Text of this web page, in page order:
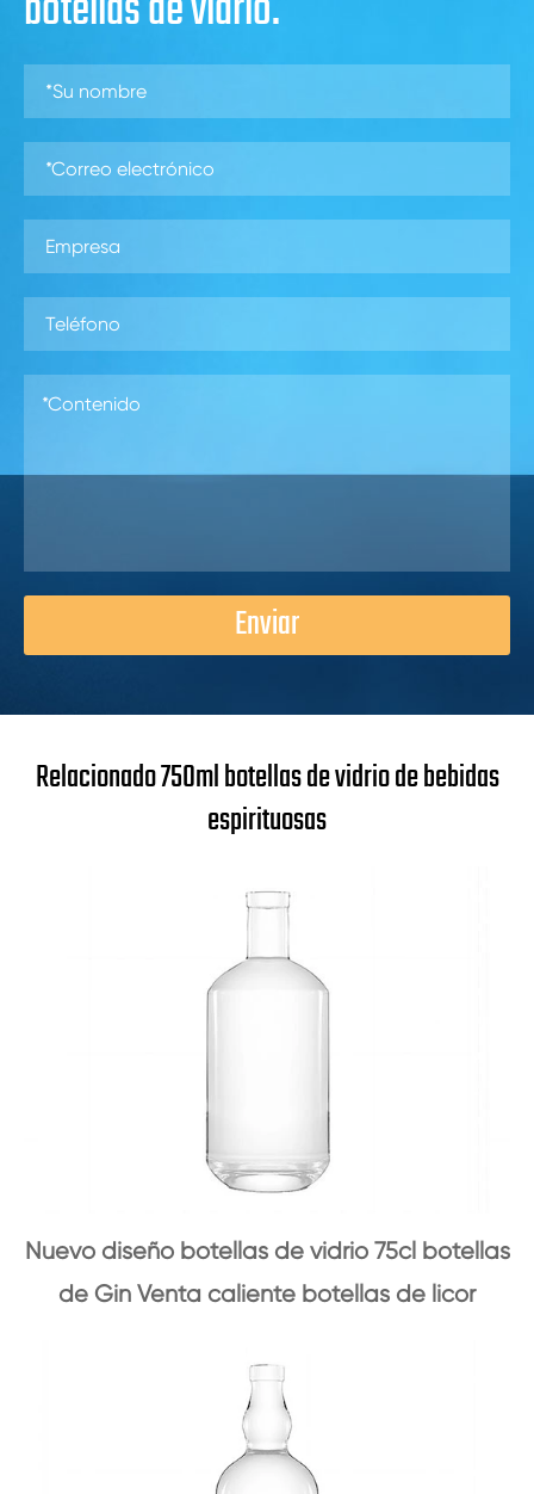
Enviar
Relacionado 750ml botellas de vidrio de bebidas
espirituosas
Nuevo diseño botellas de vidrio 75cl botellas
de Gin Venta caliente botellas de licor